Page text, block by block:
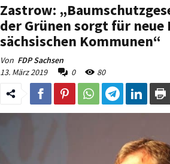
Zastrow:
der Grünen sorgt für
sächsischen Kommunen“
Von FDP Sachsen
13. März 2019
0 80